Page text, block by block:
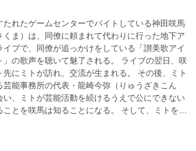
たれたゲームセンターでバイトしている神田咲馬
くま）は、同僚に頼まれて代わりに行った地下ア
イブで、同僚が追っかけをしている「讃美歌アイ
」の歌声を聴いて魅了される。 ライブの翌日、咲
先にミトが訪れ、交流が生まれる。 その後、ミト
芸能事務所の代表・龍崎今弥（りゅうざきこん
い、ミトが芸能活動を続けるうえで公にできない
ことを咲馬は知ることになる。 そして、ミトをま
馬は人生を賭けた決断をする――